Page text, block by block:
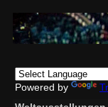
Powered by